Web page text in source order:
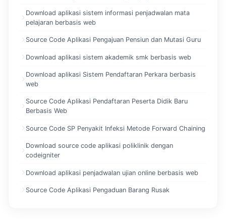
Download aplikasi sistem informasi penjadwalan mata
pelajaran berbasis web
Source Code Aplikasi Pengajuan Pensiun dan Mutasi Guru
Download aplikasi sistem akademik smk berbasis web
Download aplikasi Sistem Pendaftaran Perkara berbasis
web
Source Code Aplikasi Pendaftaran Peserta Didik Baru
Berbasis Web
Source Code SP Penyakit Infeksi Metode Forward Chaining
Download source code aplikasi poliklinik dengan
codeigniter
Download aplikasi penjadwalan ujian online berbasis web
Source Code Aplikasi Pengaduan Barang Rusak